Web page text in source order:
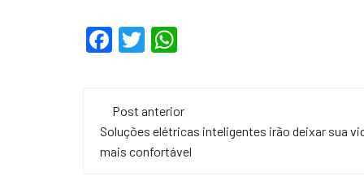
F
e
b
T
er s
A
Navegação
de
Post anterior
Soluções elétricas inteligentes irão deixar sua
mais confortável